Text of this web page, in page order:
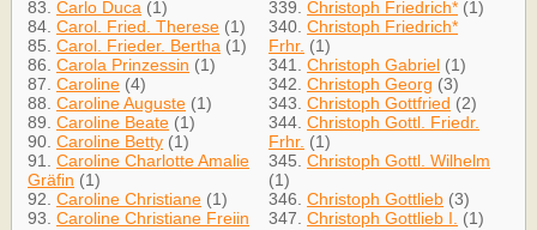
83. Carlo Duca (1)
84. Carol. Fried. Therese (1)
85. Carol. Frieder. Bertha (1)
86. Carola Prinzessin (1)
87. Caroline (4)
88. Caroline Auguste (1)
89. Caroline Beate (1)
90. Caroline Betty (1)
91. Caroline Charlotte Amalie
Gräfin (1)
92. Caroline Christiane (1)
93. Caroline Christiane Freiin
339. Christoph Friedrich* (1)
340. Christoph Friedrich*
Frhr. (1)
341. Christoph Gabriel (1)
342. Christoph Georg (3)
343. Christoph Gottfried (2)
344. Christoph Gottl. Friedr.
Frhr. (1)
345. Christoph Gottl. Wilhelm
(1)
346. Christoph Gottlieb (3)
347. Christoph Gottlieb I.
(1)